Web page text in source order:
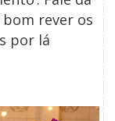
rever os
por lá